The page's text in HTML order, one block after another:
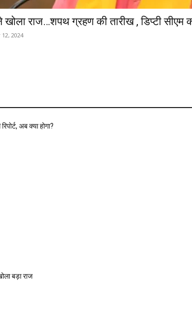
खोला राज…शपथ ग्रहण की तारीख , डिप्टी सीएम
2024
अब क्या होगा?
बड़ा राज